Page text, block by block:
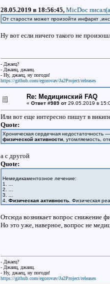
28.05.2019 в 18:56:45, MicDoc
От старости может произойти инфаркт
Ну вот если ничего такого не
- Джаец?
- Джаиц, джаиц.
- Ну, джаец, ну погоди!
https://github.com/egorovav/Ja2Project/releases
Re: Медицинский FAQ
« Ответ #989 от29.05.2019 в
Или вот еще интересно пишут в
Quote:
Хроническая сердечная
физической активности, утомляемость,
а с другой
Quote:
Немедикаментозное лечение:
1. ...
2. ...
3. ...
4. Физическая активность. Физическая
Отсюда возникает вопрос снижение
Но это уже, наверное, вопрос не
- Джаец?
- Джаиц, джаиц.
- Ну, джаец, ну погоди!
https://github.com/egorovav/Ja2Project/releases